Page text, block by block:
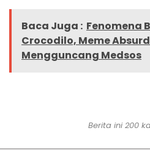
Baca Juga : Fenomena
Crocodilo, Meme
Mengguncang Medsos
Berita ini 200